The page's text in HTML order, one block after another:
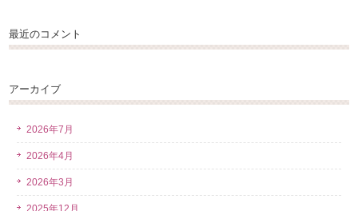
最近のコメント
アーカイブ
2026年7月
2026年4月
2026年3月
2025年12月